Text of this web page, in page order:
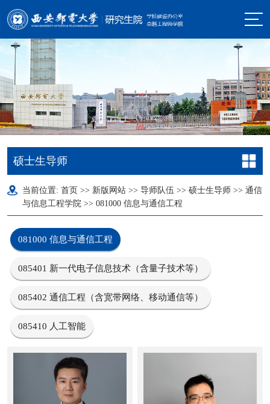
硕士生导师
当前位置: 首页 >> 新版网站 >> 导师队伍 >> 硕士生导师 >> 通信
与信息工程学院 >> 081000 信息与通信工程
081000 信息与通信工程
085401 新一代电子信息技术（含量子技术等）
085402 通信工程（含宽带网络、移动通信等）
085410 人工智能